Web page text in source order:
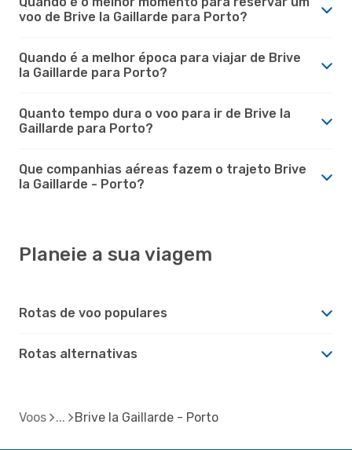
voo de Brive la Gaillarde para Porto?
Quando é a melhor época para viajar de Brive
la Gaillarde para Porto?
Quanto tempo dura o voo para ir de Brive la
Gaillarde para Porto?
Que companhias aéreas fazem o trajeto Brive
la Gaillarde - Porto?
Planeie a sua viagem
Rotas de voo populares
Rotas alternativas
Voos Brive la Gaillarde - Porto